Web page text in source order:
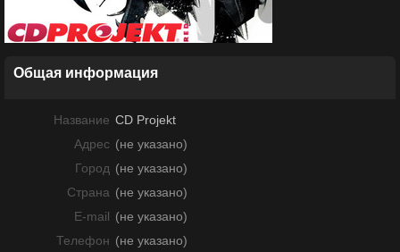
Общая информация
Название CD Projekt
Адрес (не указано)
Город (не указано)
Страна (не указано)
E-mail (не указано)
Телефон (не указано)